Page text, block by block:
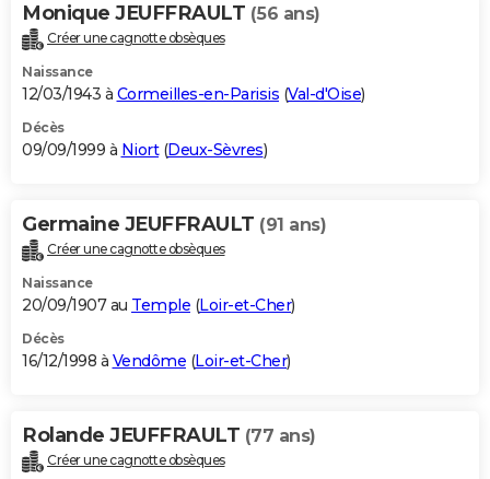
Monique JEUFFRAULT (56 ans)
Créer une cagnotte obsèques
Naissance
12/03/1943 à Cormeilles-en-Parisis (Val-d'Oise)
Décès
09/09/1999 à Niort(Deux-Sèvres)
Germaine JEUFFRAULT (91 ans)
Créer une cagnotte obsèques
Naissance
20/09/1907 au Temple (Loir-et-Cher)
Décès
16/12/1998 à Vendôme (Loir-et-Cher)
Rolande JEUFFRAULT (77 ans)
Créer une cagnotte obsèques